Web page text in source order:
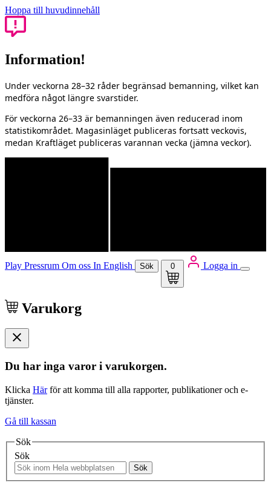
Hoppa till huvudinnehåll
Information!
Under veckorna 28–32 råder begränsad bemanning, vilket kan
medföra något längre svarstider.
För veckorna 26–33 är bemanningen även reducerad inom
statistikområdet. Magasinläget publiceras fortsatt veckovis,
medan Kraftläget publiceras varannan vecka (jämna veckor).
Play Pressrum Om oss In English Sök 0 Logga in
Varukorg
Du har inga varor i varukorgen.
Klicka Härför att komma till alla rapporter, publikationer och e-
tjänster.
Gå till kassan
Sök
Sök
Sök